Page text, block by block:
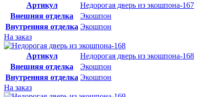
Артикул
Недорогая дверь из экошпона-167
Внешняя отделка
Экошпон
Внутренняя отделка Экошпон
На заказ
Артикул
Недорогая дверь из экошпона-168
Внешняя отделка
Экошпон
Внутренняя отделка Экошпон
На заказ